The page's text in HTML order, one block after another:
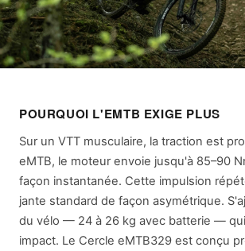
POURQUOI L'EMTB EXIGE PLUS
Sur un VTT musculaire, la traction est
eMTB, le moteur envoie jusqu'à 85–90
façon instantanée. Cette impulsion
jante standard de façon asymétrique.
du vélo — 24 à 26 kg avec batterie —
impact. Le Cercle eMTB329 est conçu